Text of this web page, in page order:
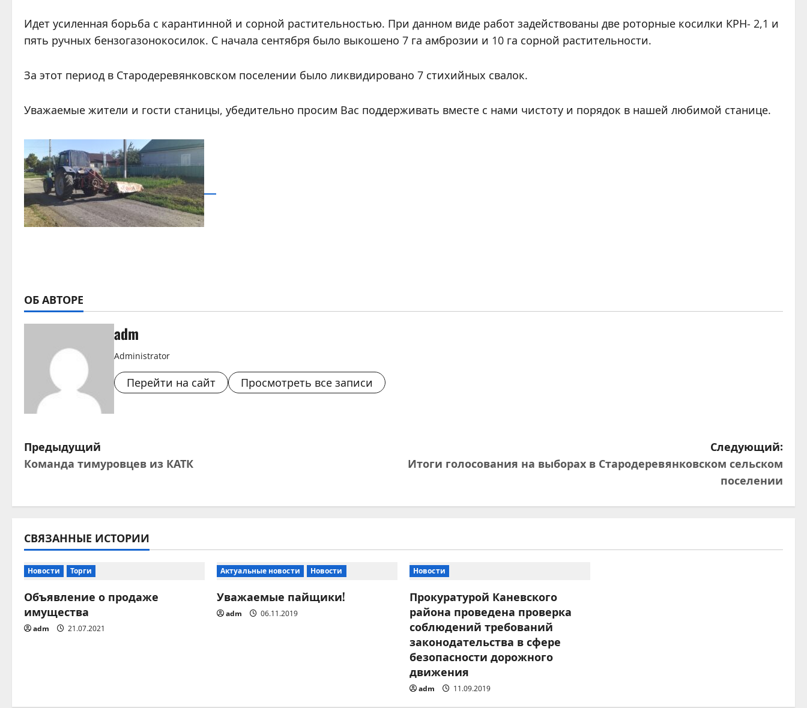
Идет усиленная борьба с карантинной и сорной растительностью. При данном виде работ задействованы две роторные косилки КРН- 2,1 и
пять ручных бензогазонокосилок. С начала сентября было выкошено 7 га амброзии и 10 га сорной растительности.
За этот период в Стародеревянковском поселении было ликвидировано 7 стихийных свалок.
Уважаемые жители и гости станицы, убедительно просим Вас поддерживать вместе с нами чистоту и порядок в нашей любимой станице.
ОБ АВТОРЕ
adm
Administrator
Перейти на сайт Просмотреть все записи
Н
а
в
г
а
ц
и
о
Предыдущий
Команда тимуровцев из КАТК
Следующий:
Итоги голосования на выборах в Стародеревянковском сельском
поселении
СВЯЗАННЫЕ ИСТОРИИ
Новости Торги
Объявление о продаже
имущества
adm 21.07.2021
Актуальные новости Новости
Уважаемые пайщики!
adm 06.11.2019
Новости
Прокуратурой Каневского
района проведена проверка
соблюдений требований
законодательства в сфере
безопасности дорожного
движения
adm 11.09.2019